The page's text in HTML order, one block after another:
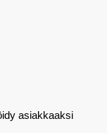
asiakkaaksi